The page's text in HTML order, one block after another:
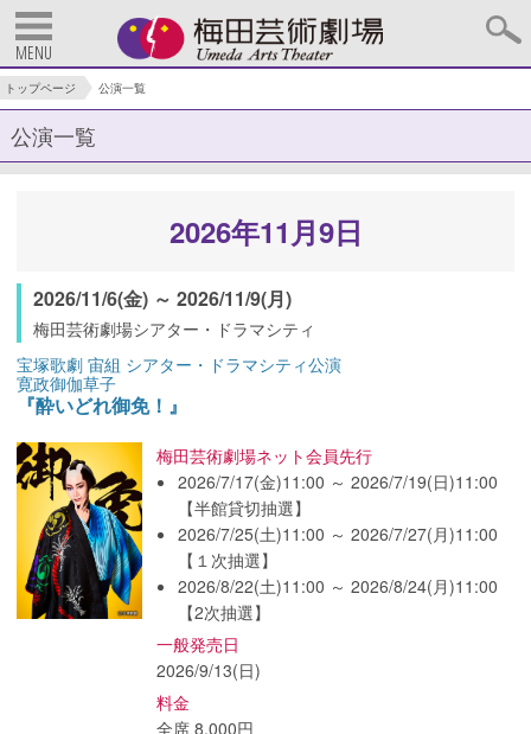
MENU
トップページ 公演一覧
公演一覧
2026年11月9日
2026/11/6(金) ～ 2026/11/9(月)
梅田芸術劇場シアター・ドラマシティ
宝塚歌劇 宙組 シアター・ドラマシティ公演
寛政御伽草子
『酔いどれ御免！』
梅田芸術劇場ネット会員先行
2026/7/17(金)11:00 ～ 2026/7/19(日)11:00
【半館貸切抽選】
2026/7/25(土)11:00 ～ 2026/7/27(月)11:00
【１次抽選】
2026/8/22(土)11:00 ～ 2026/8/24(月)11:00
【2次抽選】
一般発売日
2026/9/13(日)
料金
全席 8,000円